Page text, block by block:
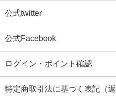
公式twitter
公式Facebook
ログイン・ポイント確認
特定商取引法に基づく表記（返